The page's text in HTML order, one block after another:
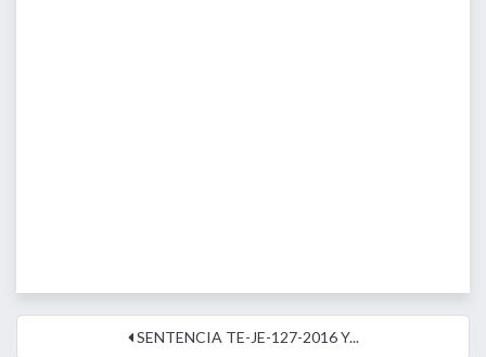
SENTENCIA TE-JE-127-2016 Y...